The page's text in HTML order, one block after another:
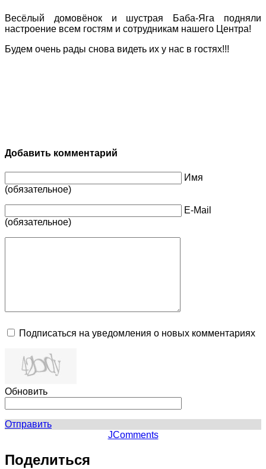
Весёлый домовёнок и шустрая Баба-Яга подняли
настроение всем гостям и сотрудникам нашего Центра!
Будем очень рады снова видеть их у нас в гостях!!!
Добавить комментарий
Имя
(обязательное)
E-Mail
(обязательное)
Подписаться на уведомления о новых комментариях
Обновить
Отправить
JComments
Поделиться